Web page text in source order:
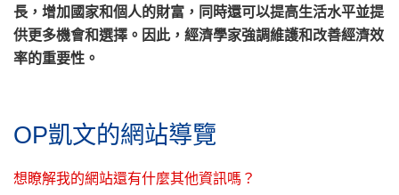
長，增加國家和個人的財富，同時還可以提高生活水平並提
供更多機會和選擇。因此，經濟學家強調維護和改善經濟效
率的重要性。
OP凱文的網站導覽
想瞭解我的網站還有什麼其他資訊嗎？